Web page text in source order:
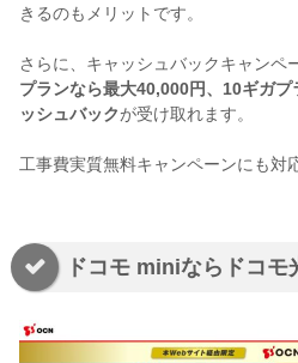
きるのもメリットです。
さらに、キャッシュバックキャンペ
プランなら最大40,000円、10ギガ
ッシュバックが受け取れます。
工事費実質無料キャンペーンにも対
ドコモ miniならドコモ